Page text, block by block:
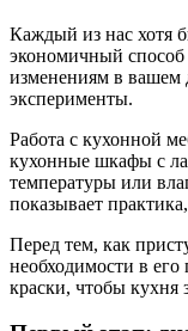
Каждый из нас хотя
экономичный способ
изменениям в вашем
эксперименты.
Работа с кухонной
кухонные шкафы с
температуры или
показывает
Перед тем, как
необходимости в
краски, чтобы кухня